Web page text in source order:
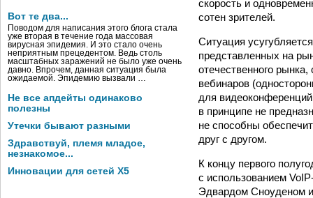
Вот те два...
Поводом для написания этого блога стала
уже вторая в течение года массовая
вирусная эпидемия. И это стало очень
неприятным прецедентом. Ведь столь
масштабных заражений не было уже очень
давно. Впрочем, данная ситуация была
ожидаемой. Эпидемию вызвали …
Не все апдейты одинаково
полезны
Утечки бывают разными
Здравствуй, племя младое,
незнакомое...
Инновации для сетей X5
скорость и
сотен зрителей.
Ситуация
представленных на
отечественного
вебинаров
для
в принципе не
не способны
друг с другом.
К концу первого
с использованием
Эдвардом Сноуденом